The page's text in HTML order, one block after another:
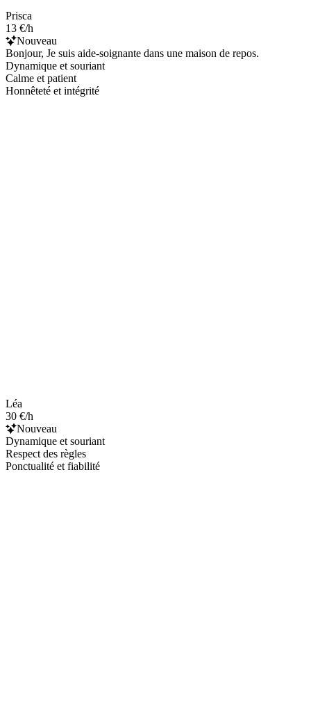
Prisca
13 €/h
Nouveau
Bonjour, Je suis aide-soignante dans une maison de repos.
Dynamique et souriant
Calme et patient
Honnêteté et intégrité
Léa
30 €/h
Nouveau
Dynamique et souriant
Respect des règles
Ponctualité et fiabilité